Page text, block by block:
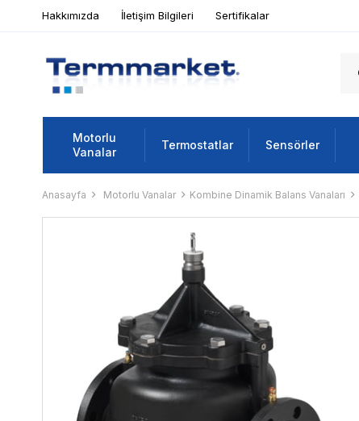
Hakkımızda İletişim Bilgileri Sertifikalar
Motorlu
Vanalar
Termostatlar Sensörler
Anasayfa Motorlu Vanalar Kombine Dinamik Balans Vanaları